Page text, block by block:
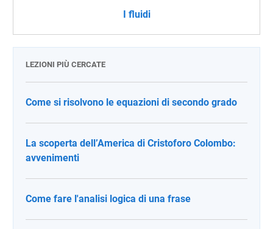
I fluidi
LEZIONI PIÙ CERCATE
Come si risolvono le equazioni di secondo grado
La scoperta dell’America di Cristoforo Colombo:
avvenimenti
Come fare l'analisi logica di una frase